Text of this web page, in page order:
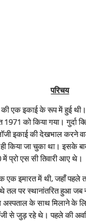
परिचय
की एक इकाई के रूप में हुई
1971 को किया गया।
इकाई की देखभाल
किया जा चुका था। इसके
प्रो एस सी तिवारी आए थे।
इमारत में थी, जहाँ पहले
पर स्थानांतरित हुआ जब
के साथ मिलाने के
से जुड़ रहे थे। पहले की